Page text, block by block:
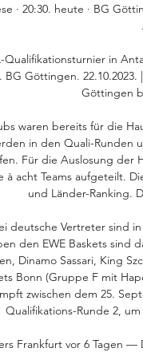
· 20:30. heute · BG
Qualifikationsturnier in
BG Göttingen.
Göttingen
waren bereits für die
in den Quali-Runden
Für die Auslosung der
à acht Teams aufgeteilt.
und Länder-Ranking.
deutsche Vertreter sind
den EWE Baskets sind
Dinamo Sassari, King
Bonn (Gruppe F mit
zwischen dem 25.
Qualifikations-Runde 2,
Frankfurt vor 6 Tagen